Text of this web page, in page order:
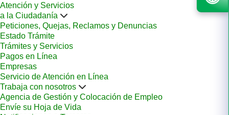
Atención y Servicios
a la Ciudadanía
Peticiones, Quejas, Reclamos y Denuncias
Estado Trámite
Trámites y Servicios
Pagos en Línea
Empresas
Servicio de Atención en Línea
Trabaja con nosotros
Agencia de Gestión y Colocación de Empleo
Envíe su Hoja de Vida